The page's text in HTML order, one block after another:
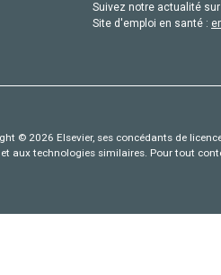
Suivez notre actualité
Site d'emploi en santé :
© 2026 Elsevier, ses concédants de
aux technologies similaires. Pour tout